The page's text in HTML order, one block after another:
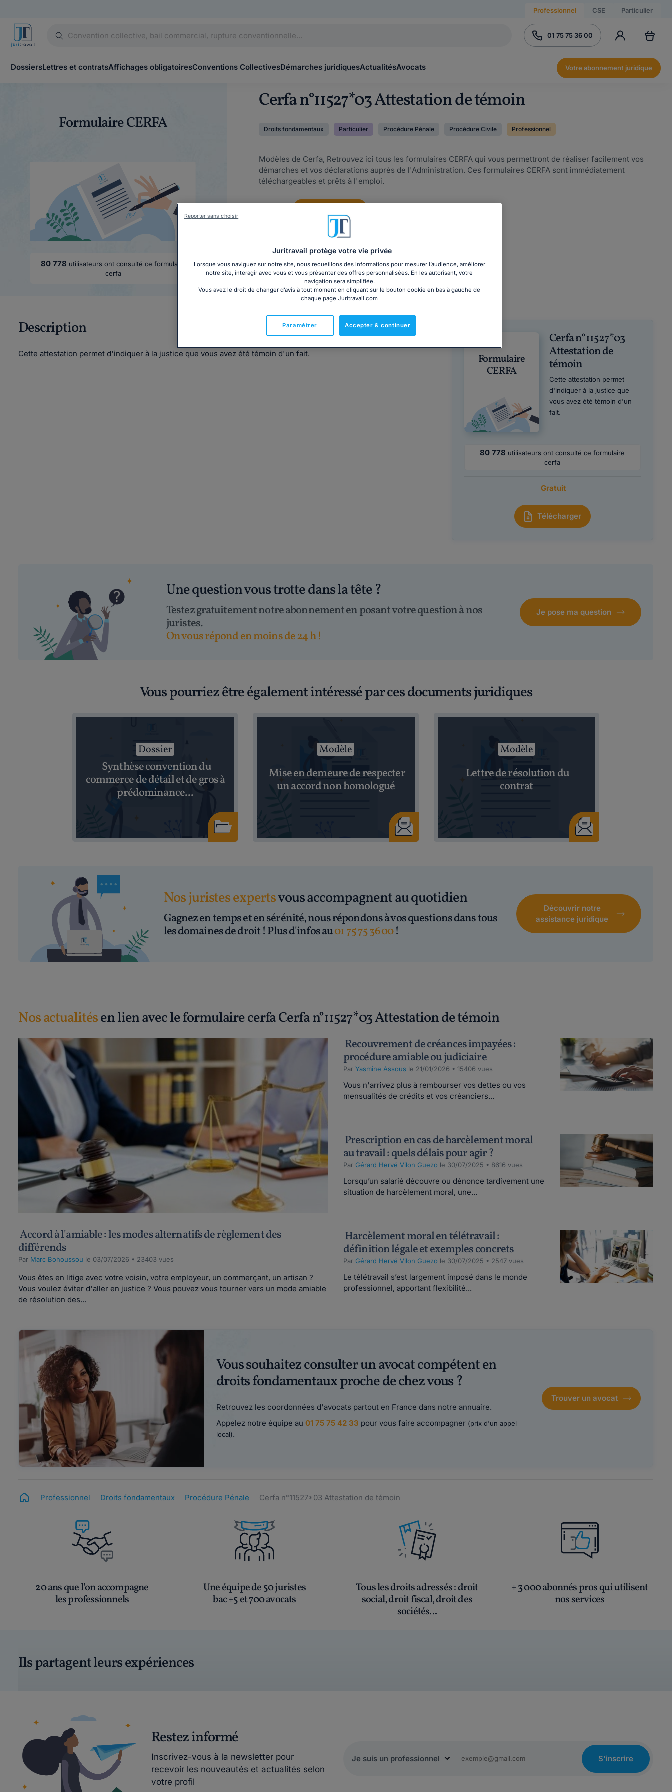
Professionnel CSE Particulier
01 75 75 36 00
DossiersLettres et contratsAffichages obligatoiresConventions CollectivesDémarches juridiquesActualitésAvocats Votre abonnement juridique
Formulaire CERFA
80 778 utilisateurs ont consulté ce formulaire
cerfa
Cerfa n°11527*03 Attestation de témoin
Droits fondamentaux Particulier Procédure Pénale Procédure Civile Professionnel
Modèles de Cerfa, Retrouvez ici tous les formulaires CERFA qui vous permettront de réaliser facilement vos
démarches et vos déclarations auprès de l'Administration. Ces formulaires CERFA sont immédiatement
téléchargeables et prêts à l'emploi.
Description
Cette attestation permet d'indiquer à la justice que vous avez été témoin d'un fait.
Formulaire
CERFA
Cerfa n°11527*03
Attestation de
témoin
Cette attestation permet
d'indiquer à la justice que
vous avez été témoin d'un
fait.
80 778 utilisateurs ont consulté ce formulaire
cerfa
Gratuit
Télécharger
Une questionvous trotte dans la tête?
Testez gratuitement notre abonnement en posant votre question à nos
juristes.
On vous répond en moins de 24 h !
Je pose ma question
Vous pourriez être également intéressé par ces documents juridiques
Dossier
Synthèse convention du
commerce de détail et de gros à
prédominance...
Modèle
Mise en demeure de respecter
un accord non homologué
Modèle
Lettre de résolution du
contrat
Nos juristes expertsvous accompagnent au quotidien
Gagnez en temps et en sérénité, nous répondons à vos questions dans tous
les domaines de droit ! Plus d'infos au01 75 75 36 00!
Découvrir notre
assistance juridique
Nos actualitésen lien avec le formulaire cerfa Cerfa n°11527*03 Attestation de témoin
Accord à l'amiable : les modes alternatifs de règlement des
différends
Par Marc Bohoussou le 03/07/2026 • 23403 vues
Vous êtes en litige avec votre voisin, votre employeur, un commerçant, un artisan ?
Vous voulez éviter d'aller en justice ? Vous pouvez vous tourner vers un mode amiable
de résolution des...
Recouvrement de créances impayées :
procédure amiable ou judiciaire
Par Yasmine Assous le 21/01/2026 • 15406 vues
Vous n'arrivez plus à rembourser vos dettes ou vos
mensualités de crédits et vos créanciers...
Prescription en cas de harcèlement moral
au travail : quels délais pour agir ?
Par Gérard Hervé Vilon Guezo le 30/07/2025 • 8616 vues
Lorsqu’un salarié découvre ou dénonce tardivement une
situation de harcèlement moral, une...
Harcèlement moral en télétravail :
définition légale et exemples concrets
Par Gérard Hervé Vilon Guezo le 30/07/2025 • 2547 vues
Le télétravail s’est largement imposé dans le monde
professionnel, apportant flexibilité...
Vous souhaitez consulter un avocat compétent en
droits fondamentaux proche de chez vous ?
Retrouvez les coordonnées d'avocats partout en France dans notre annuaire.
Appelez notre équipe au 01 75 75 42 33 pour vous faire accompagner (prix d'un appel
local).
Trouver un avocat
Professionnel Droits fondamentaux Procédure Pénale Cerfa n°11527*03 Attestation de témoin
20 ans que l’on accompagne
les professionnels
Une équipe de 50 juristes
bac +5 et 700 avocats
Tous les droits adressés: droit
social, droit fiscal, droit des
sociétés...
+ 3 000 abonnés pros qui utilisent
nos services
Ils partagent leurs expériences
Restez informé
Inscrivez-vous à la newsletter pour
recevoir les nouveautés et actualités selon
votre profil
S'inscrire
Juritravail protège votre vie privée
Lorsque vous naviguez sur notre site, nous recueillons des informations pour mesurer l’audience, améliorer
notre site, interagir avec vous et vous présenter des offres personnalisées. En les autorisant, votre
navigation sera simplifiée.
Vous avez le droit de changer d’avis à tout moment en cliquant sur le bouton cookie en bas à gauche de
chaque page Juritravail.com
Accepter & continuer
Paramétrer
Reporter sans choisir